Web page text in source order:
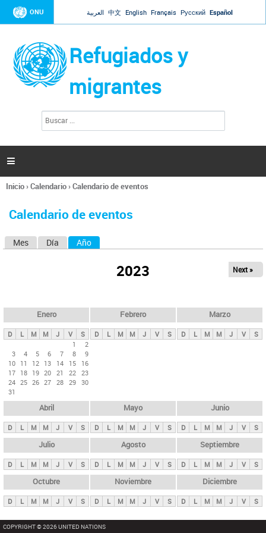
Jump to navigation
ONU العربية 中文 English Français Русский Español
Refugiados y
migrantes
l
d
s

Se
usted
Inicio›Calendario›Calendario de eventos
Calendario de eventos
s
p
n
c
i
p
l
e
s
Mes Día Año
2023 Next »
Enero
D L M M J V
S
1
2
3
4 5 6 7 8
9
10 11 12 13 14 15
16
17 18 19 20 21 22 23
24 25 26 27 28 29 30
31
Febrero
D L M M J V S
Marzo
D L M M J V S
Abril
D L M M J V S
Mayo
D L M M J V S
Junio
D L M M J V S
Julio
D L M M J V S
Agosto
D L M M J V S
Septiembre
D L M M J V S
Octubre
D L M M J V S
Noviembre
D L M M J V S
Diciembre
D L M M J V S
COPYRIGHT © 2026 UNITED NATIONS